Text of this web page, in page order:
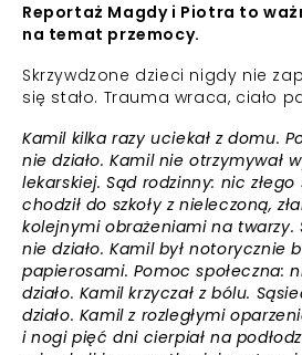
Reportaż Magdy i Piotra to
na temat przemocy.
Skrzywdzone dzieci nigdy nie
się stało. Trauma wraca, ciało
Kamil kilka razy uciekał z domu.
nie działo. Kamil nie otrzymywał
lekarskiej. Sąd rodzinny: nic złego
chodził do szkoły z nieleczoną,
kolejnymi obrażeniami na twarzy.
nie działo. Kamil był notorycznie
papierosami. Pomoc społeczna:
działo. Kamil krzyczał z bólu.
działo. Kamil z rozległymi
i nogi pięć dni cierpiał na